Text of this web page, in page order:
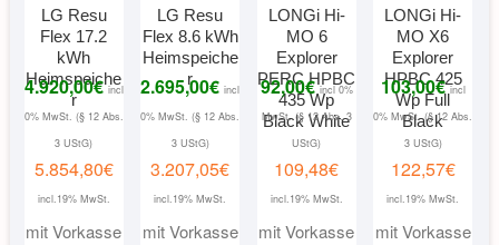
LG Resu
Flex 17.2
kWh
Heimspeiche
r
4.920,00€ incl
0% MwSt. (§ 12 Abs.
3 UStG)
5.854,80€
incl.19% MwSt.
mit Vorkasse
LG Resu
Flex 8.6 kWh
Heimspeiche
r
2.695,00€ incl
0% MwSt. (§ 12 Abs.
3 UStG)
3.207,05€
incl.19% MwSt.
mit Vorkasse
LONGi Hi-
MO 6
Explorer
PERC HPBC
435 Wp
Black White
92,00€ incl 0%
MwSt. (§ 12 Abs. 3
UStG)
109,48€
incl.19% MwSt.
mit Vorkasse
LONGi Hi-
MO X6
Explorer
HPBC 425
Wp Full
Black
103,00€ incl
0% MwSt. (§ 12 Abs.
3 UStG)
122,57€
incl.19% MwSt.
mit Vorkasse